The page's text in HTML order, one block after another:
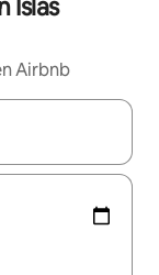
Islas
Airbnb
navegar